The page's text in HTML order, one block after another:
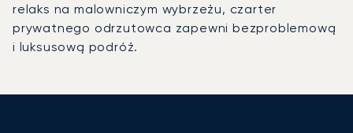
relaks na malowniczym wybrzeżu, czarter
prywatnego odrzutowca zapewni bezproblemową
i luksusową podróż.